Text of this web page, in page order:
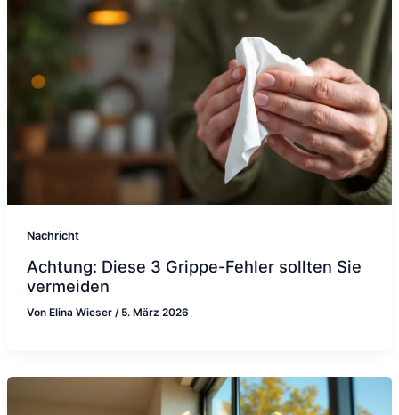
Nachricht
Achtung: Diese 3 Grippe-Fehler sollten Sie
vermeiden
Von Elina Wieser / 5. März 2026